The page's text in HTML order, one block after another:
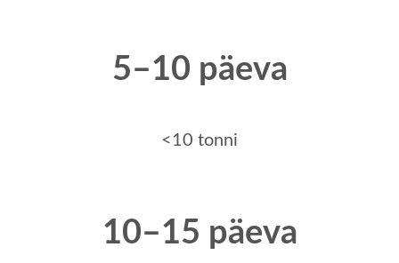
5–10 päeva
<10 tonni
10–15 päeva